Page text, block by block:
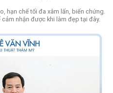
hạn chế tối đa xâm lấn, biến chứng.
nhận được khi làm đẹp tại đây.